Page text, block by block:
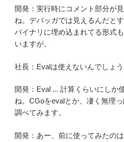
開発：実行時にコメント部分が
ね。デバッガでは見えるんだと
バイナリに埋め込まれてる形式
いますが。
社長：Evalは使えないんでしょう
開発：Eval ... 計算くらいにしか
ね。CGoをevalとか、凄く無理
調べてみます。
開発：あー、前に使ってみたの